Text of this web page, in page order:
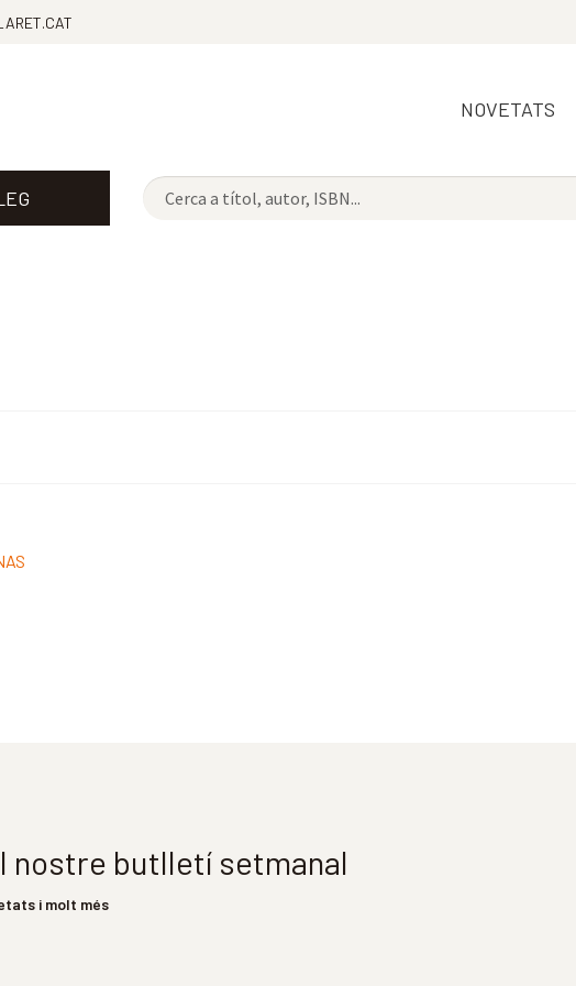
NOVETATS
nostre butlletí setmanal
i molt més